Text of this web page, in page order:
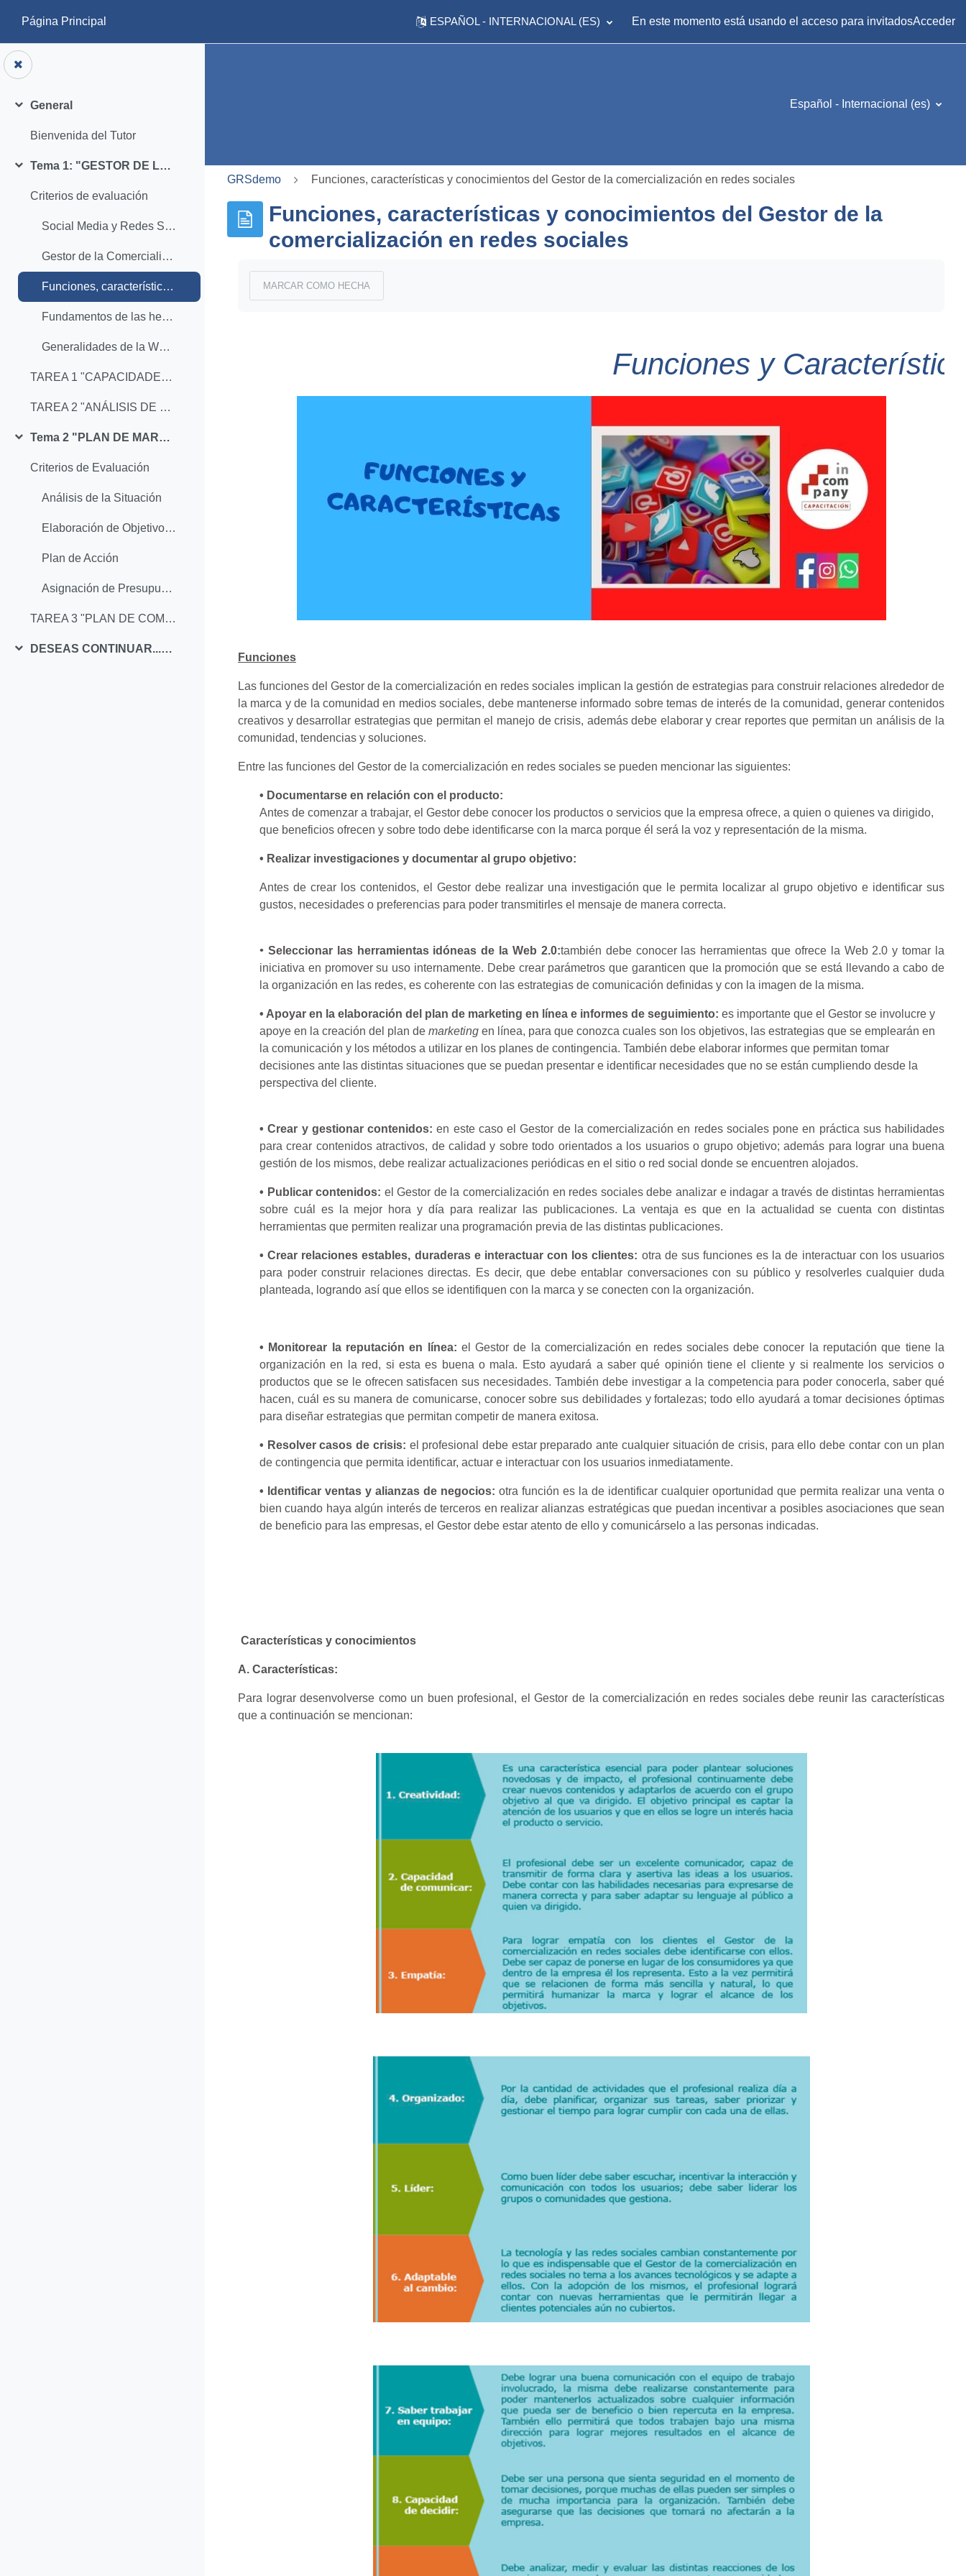
Página Principal
ESPAÑOL - INTERNACIONAL ‎(ES)‎ En este momento está usando el acceso para invitadosAcceder
Español - Internacional ‎(es)‎
Colapsar
General
Bienvenida del Tutor
Colapsar
Tema 1: "GESTOR DE LA COMERCIALIZACIÓN DE REDES SOCIALES"
Criterios de evaluación
Social Media y Redes Sociales
Gestor de la Comercialización de Redes Sociales
Funciones, características y conocimientos del Gestor de la comercialización en redes sociales
Fundamentos de las herramientas de utilidad y terminología de uso frecuente para el Gestor de la comercialización en redes sociales
Generalidades de la Web 2.0, social media y las redes sociales
TAREA 1 "CAPACIDADES DE UN COMMUNITY MANAGER"
TAREA 2 "ANÁLISIS DE UN SITIO WEB"
Colapsar
Tema 2 "PLAN DE MARKETING Y FASES"
Criterios de Evaluación
Análisis de la Situación
Elaboración de Objetivos y Estrategias
Plan de Acción
Asignación de Presupuestos y Sistemas de Control
TAREA 3 "PLAN DE COMUNICACIÓN"
Colapsar
DESEAS CONTINUAR...TE INVITAMOS A INSCRIBIRTE
GRSdemo Funciones, características y conocimientos del Gestor de la comercialización en redes sociales
Funciones, características y conocimientos del Gestor de la
comercialización en redes sociales
MARCAR COMO HECHA
Funciones y Características
Funciones
Las funciones del Gestor de la comercialización en redes sociales implican la gestión de estrategias para construir relaciones alrededor de
la marca y de la comunidad en medios sociales, debe mantenerse informado sobre temas de interés de la comunidad, generar contenidos
creativos y desarrollar estrategias que permitan el manejo de crisis, además debe elaborar y crear reportes que permitan un análisis de la
comunidad, tendencias y soluciones.
Entre las funciones del Gestor de la comercialización en redes sociales se pueden mencionar las siguientes:
• Documentarse en relación con el producto:
Antes de comenzar a trabajar, el Gestor debe conocer los productos o servicios que la empresa ofrece, a quien o quienes va dirigido,
que beneficios ofrecen y sobre todo debe identificarse con la marca porque él será la voz y representación de la misma.
• Realizar investigaciones y documentar al grupo objetivo:
Antes de crear los contenidos, el Gestor debe realizar una investigación que le permita localizar al grupo objetivo e identificar sus
gustos, necesidades o preferencias para poder transmitirles el mensaje de manera correcta.
• Seleccionar las herramientas idóneas de la Web 2.0:también debe conocer las herramientas que ofrece la Web 2.0 y tomar la
iniciativa en promover su uso internamente. Debe crear parámetros que garanticen que la promoción que se está llevando a cabo de
la organización en las redes, es coherente con las estrategias de comunicación definidas y con la imagen de la misma.
• Apoyar en la elaboración del plan de marketing en línea e informes de seguimiento: es importante que el Gestor se involucre y
apoye en la creación del plan de marketing en línea, para que conozca cuales son los objetivos, las estrategias que se emplearán en
la comunicación y los métodos a utilizar en los planes de contingencia. También debe elaborar informes que permitan tomar
decisiones ante las distintas situaciones que se puedan presentar e identificar necesidades que no se están cumpliendo desde la
perspectiva del cliente.
• Crear y gestionar contenidos: en este caso el Gestor de la comercialización en redes sociales pone en práctica sus habilidades
para crear contenidos atractivos, de calidad y sobre todo orientados a los usuarios o grupo objetivo; además para lograr una buena
gestión de los mismos, debe realizar actualizaciones periódicas en el sitio o red social donde se encuentren alojados.
• Publicar contenidos: el Gestor de la comercialización en redes sociales debe analizar e indagar a través de distintas herramientas
sobre cuál es la mejor hora y día para realizar las publicaciones. La ventaja es que en la actualidad se cuenta con distintas
herramientas que permiten realizar una programación previa de las distintas publicaciones.
• Crear relaciones estables, duraderas e interactuar con los clientes: otra de sus funciones es la de interactuar con los usuarios
para poder construir relaciones directas. Es decir, que debe entablar conversaciones con su público y resolverles cualquier duda
planteada, logrando así que ellos se identifiquen con la marca y se conecten con la organización.
• Monitorear la reputación en línea: el Gestor de la comercialización en redes sociales debe conocer la reputación que tiene la
organización en la red, si esta es buena o mala. Esto ayudará a saber qué opinión tiene el cliente y si realmente los servicios o
productos que se le ofrecen satisfacen sus necesidades. También debe investigar a la competencia para poder conocerla, saber qué
hacen, cuál es su manera de comunicarse, conocer sobre sus debilidades y fortalezas; todo ello ayudará a tomar decisiones óptimas
para diseñar estrategias que permitan competir de manera exitosa.
• Resolver casos de crisis: el profesional debe estar preparado ante cualquier situación de crisis, para ello debe contar con un plan
de contingencia que permita identificar, actuar e interactuar con los usuarios inmediatamente.
• Identificar ventas y alianzas de negocios: otra función es la de identificar cualquier oportunidad que permita realizar una venta o
bien cuando haya algún interés de terceros en realizar alianzas estratégicas que puedan incentivar a posibles asociaciones que sean
de beneficio para las empresas, el Gestor debe estar atento de ello y comunicárselo a las personas indicadas.
Características y conocimientos
A. Características:
Para lograr desenvolverse como un buen profesional, el Gestor de la comercialización en redes sociales debe reunir las características
que a continuación se mencionan: